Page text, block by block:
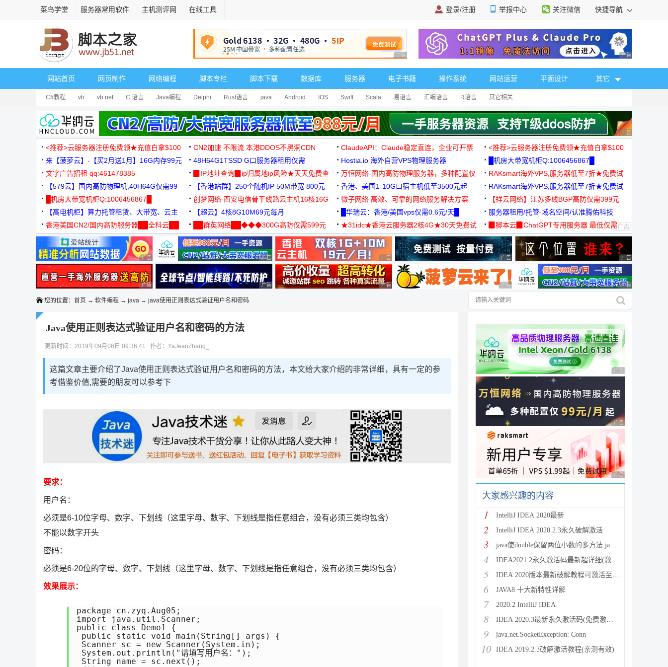
菜鸟学堂 服务器常用软件 主机测评网 在线工具 登录/注册 举报中心 关注微信 快捷导航
广告 商业广告，理性选择 广告 商业广告，理
网站首页 网页制作 网络编程 脚本专栏 脚本下载 数据库 服务器 电子书籍 操作系统 网站运营 平面设计 其它
C#教程 vb vb.net C 语言 Java编程 Delphi Rust语言 java Android IOS Swift Scala 易语言 汇编语言 R语言 其它相关
广告 商业广告，理
<推荐>云服务器注册免费领★充值白拿$100 CN2加速 不限流 本港DDOS不黑洞CDN ClaudeAPI：Claude稳定直连，企业可开票
<推荐>云服务器注册免费领★充值白拿$100
来【菠萝云】-【买2月送1月】16G内存99元
48H64G1TSSD G口服务器租用仅需
3000+可免费测试
Hostia.io 海外自营VPS物理服务器
█机房大带宽机柜Q:1006456867█
文字广告招租 qq:461478385
▉IP地址查询▉ip归属地ip风险★天天免费查
万恒网络-国内高防物理服务器，多种配置仅
99元/月起
RAKsmart海外VPS,服务器低至7折★免费试
用★
【579云】国内高防物理机,40H64G仅需99
元
【香港站群】250个随机IP 50M带宽 800元 香港、美国1-10G口宿主机低至3500元起
RAKsmart海外VPS,服务器低至7折★免费试
用★
█机房大带宽机柜Q:1006456867█
创梦网络-西安电信骨干线路云主机16核16G
88元/月
微子网络 高效、可靠的网络服务解决方案
【祥云网络】江苏多线BGP高防仅需399元
【高电机柜】算力托管租赁、大带宽、云主
机
【超云】4核8G10M69元每月 █华瑞云：香港/美国vps仅需0.6元/天█
服务器租用/托管-域名空间/认准腾佑科技
香港美国CN2/国内高防服务器██全科云██
██群英网络██◆◆◆300G高防仅需599元
◆◆◆
★31idc★香港云服务器2核4G★30天免费试
用◆
▉脚本云▉ChatGPT专用服务器 最低仅需
19元/月
广告 商业广告，理性选择 广告 商业广告，理性选择 广告 商业广告，理性选择 广告 商业广告，理性选择 广告 商业广告，理
广告 商业广告，理性选择 广告 商业广告，理性选择 广告 商业广告，理性选择 广告 商业广告，理性选择 广告 商业广告，理
您的位置： 首页 → 软件编程 → java → java使用正则表达式验证用户名和密码
Java使用正则表达式验证用户名和密码的方法
更新时间：2019年09月06日 09:36:41 作者：YaJeanZhang_
这篇文章主要介绍了Java使用正则表达式验证用户名和密码的方法，本文给大家介绍的非常详细，具有一定的参
考借鉴价值,需要的朋友可以参考下
要求：
用户名：
必须是6-10位字母、数字、下划线（这里字母、数字、下划线是指任意组合，没有必须三类均包含）
不能以数字开头
密码：
必须是6-20位的字母、数字、下划线（这里字母、数字、下划线是指任意组合，没有必须三类均包含）
效果展示：
package cn.zyq.Aug05;
import java.util.Scanner;
public class Demo1 {
public static void main(String[] args) {
Scanner sc = new Scanner(System.in);
System.out.println("请填写用户名：");
String name = sc.next();
广告 商业广告，理性
广告 商业广告，理性
广告 商业广告，理性
大家感兴趣的内容
1 IntelliJ IDEA 2020最新
2 IntelliJ IDEA 2020.2.3永久破解激活
3 java使double保留两位小数的多方法 java保留两位
4 IDEA2021.2永久激活码最新超详细(激活到2099)
5 IDEA 2020版本最新破解教程可激活至2089
6 JAVA8 十大新特性详解
7 2020.2 IntelliJ IDEA
8 IDEA 2020.3最新永久激活码(免费激活到 209
9 java.net.SocketException: Conn
10 IDEA 2019.2.3破解激活教程(亲测有效)